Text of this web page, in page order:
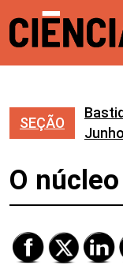
SEÇÃO
O